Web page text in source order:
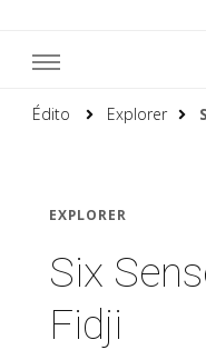
Édito Explorer
EXPLORER
Six
Fidji